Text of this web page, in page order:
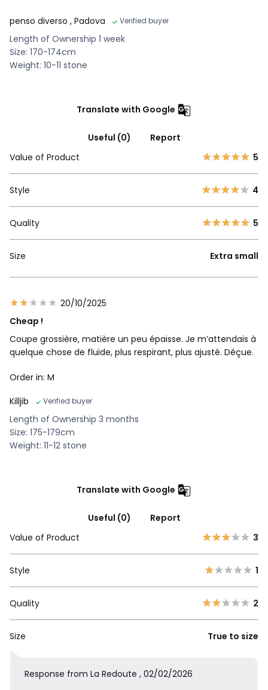
penso diverso , Padova Verified buyer
Length of Ownership 1 week
Size: 170-174cm
Weight: 10-11 stone
Translate with Google
Useful (0)
Report
Value of Product
5
Style 4
Quality 5
Size Extra small
20/10/2025
Cheap !
Coupe grossière, matière un peu épaisse. Je m’attendais à
quelque chose de fluide, plus respirant, plus ajusté. Déçue.
Order in: M
Killjib
Verified buyer
Length of Ownership 3 months
Size: 175-179cm
Weight: 11-12 stone
Translate with Google
Useful (0)
Report
Value of Product
3
Style 1
Quality 2
Size True to size
Response from La Redoute , 02/02/2026